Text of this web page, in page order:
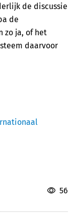
de discussie
de
zo ja, of het
daarvoor
56